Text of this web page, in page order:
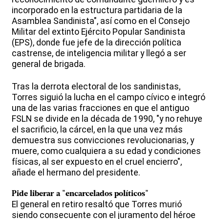
incorporado en la estructura partidaria de la
Asamblea Sandinista", así como en el Consejo
Militar del extinto Ejército Popular Sandinista
(EPS), donde fue jefe de la dirección política
castrense, de inteligencia militar y llegó a ser
general de brigada.
Tras la derrota electoral de los sandinistas,
Torres siguió la lucha en el campo cívico e integró
una de las varias fracciones en que el antiguo
FSLN se divide en la década de 1990, "y no rehuye
el sacrificio, la cárcel, en la que una vez más
demuestra sus convicciones revolucionarias, y
muere, como cualquiera a su edad y condiciones
físicas, al ser expuesto en el cruel encierro",
añade el hermano del presidente.
Pide liberar a "encarcelados políticos"
El general en retiro resaltó que Torres murió
siendo consecuente con el juramento del héroe